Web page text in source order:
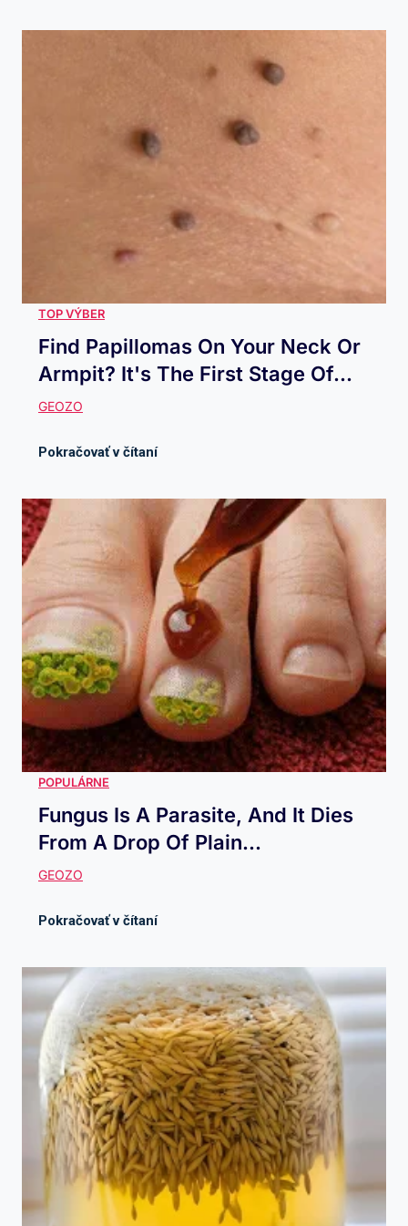
Find Papillomas On Your Neck Or
Armpit? It's The First Stage Of...
Fungus Is A Parasite, And It Dies
From A Drop Of Plain...